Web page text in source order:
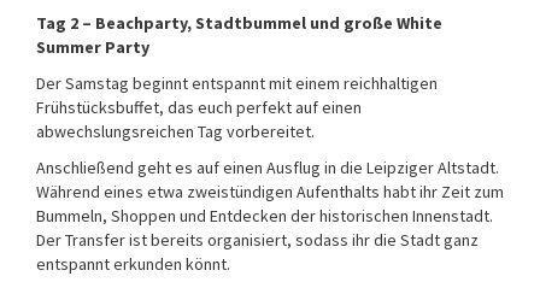
Tag 2 – Beachparty, Stadtbummel und große White
Summer Party
Der Samstag beginnt entspannt mit einem reichhaltigen
Frühstücksbuffet, das euch perfekt auf einen
abwechslungsreichen Tag vorbereitet.
Anschließend geht es auf einen Ausflug in die Leipziger Altstadt.
Während eines etwa zweistündigen Aufenthalts habt ihr Zeit zum
Bummeln, Shoppen und Entdecken der historischen Innenstadt.
Der Transfer ist bereits organisiert, sodass ihr die Stadt ganz
entspannt erkunden könnt.